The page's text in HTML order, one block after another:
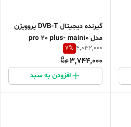
گیرنده دیجیتال DVB-T پروویژن
مدل pro 20 plus- main10
4,032,000
7%
3,744,000
افزودن به سبد